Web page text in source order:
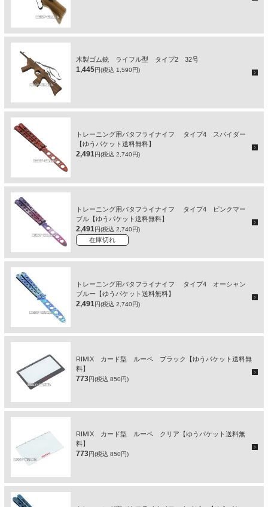
木製ゴム銃 ライフル型 タイプ2 32号
1,445円(税込 1,590円)
トレーニング用バタフライナイフ タイプ4 スパイダー
【ゆうパケット送料無料】
2,491円(税込 2,740円)
トレーニング用バタフライナイフ タイプ4 ピンクマー
ブル【ゆうパケット送料無料】
2,491円(税込 2,740円)
在庫切れ
トレーニング用バタフライナイフ タイプ4 オーシャン
ブルー【ゆうパケット送料無料】
2,491円(税込 2,740円)
RIMIX カード型 ルーペ ブラック【ゆうパケット送料無
料】
773円(税込 850円)
RIMIX カード型 ルーペ クリア【ゆうパケット送料無
料】
773円(税込 850円)